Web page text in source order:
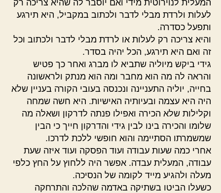
המעלית לנוירוטית מידי ואם יוסבר לה שהיא צריכה רק
לעלות ולרדת מבלי לדבר ולכתוב במקביל, היא תירגע
ותפעל כסדרה.
והיא צריכה רק לעלות או לרדת מבלי לדבר ולכתוב וכל
זה ואם היא תירגע, הכל יהיה בסדר.
גידי ביקש מיוליה שתביא לו מברג ואחר כך פטיש
והראה לה מה הוא מחבר ומה הוא מנתק ולראשונה
בחייה, יוליה התעניינה ונכנסה בעובי הקורה בעניין שלא
היה היא עצמה ובעיותיה האישיות. היא חשה שמחה
וקלילות שלא הכירה ואפילו פנתה לדרקון ושאלה מה
שלומו והכירה בינו לבין גידי והדרקון חייך כי הבין
שמשמרתו הסתיימה והוא חופשי ללכת לדרכו.
אחרי כמה שעות עבודה ועוד הפסקה ועוד איזה שעת
עבודה, המעלית עבדה. אפשר היה ללחוץ על החץ כלפי
מעלה ולהגיע מייד לקומה של הנסיכה.
כשעלו הביטו בשתיקה באדמה שהלכה והתרחקה